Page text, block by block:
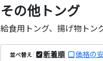
その他トング
給食用トング、揚げ物トン
並べ替え 新着順 価格の